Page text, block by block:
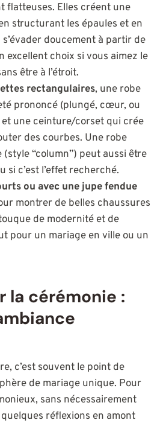
flatteuses. Elles créent une
structurant les épaules et en
doucement à partir de
excellent choix si vous aimez le
être à l’étroit.
rectangulaires, une robe
prononcé (plungé, cœur, ou
une ceinture/corset qui crée
des courbes. Une robe
“column”) peut aussi être
si c’est l’effet recherché.
ou avec une jupe fendue
montrer de belles chaussures
de modernité et de
pour un mariage en ville ou un
la cérémonie :
c’est souvent le point de
de mariage unique. Pour
sans nécessairement
réflexions en amont